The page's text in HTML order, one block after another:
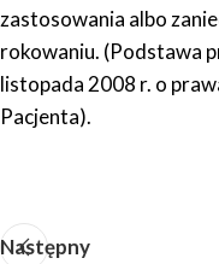
zastosowania albo
rokowaniu. (Podstawa
listopada 2008 r. o
Pacjenta).
Następny